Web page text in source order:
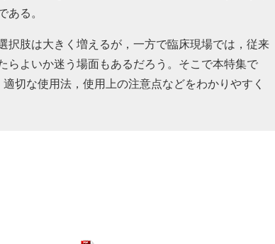
ある。
択肢は大きく増えるが，一方で臨床現場では，従来
らよいか迷う場面もあるだろう。そこで本特集で
切な使用法，使用上の注意点などをわかりやすく